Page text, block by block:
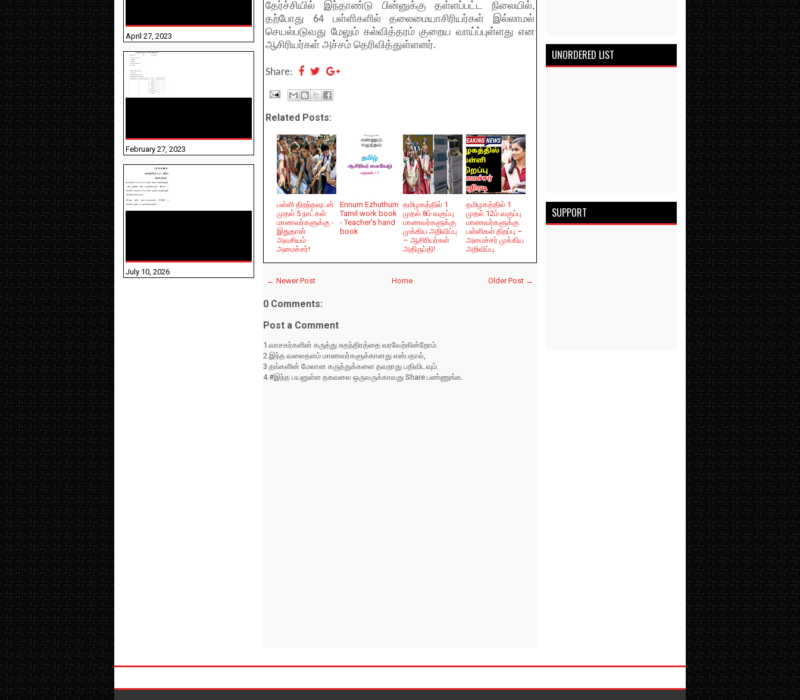
தேர்ச்சியில் இந்தாண்டு பின்னுக்கு தள்ளப்பட்ட நிலையில்,
தற்போது 64 பள்ளிகளில் தலைமையாசிரியர்கள் இல்லாமல்
செயல்படுவது மேலும் கல்வித்தரம் குறைய வாய்ப்புள்ளது என
ஆசிரியர்கள் அச்சம் தெரிவித்துள்ளனர்.
Share:
Related Posts:
பள்ளி திறந்தவுடன்
முதல் 5 நாட்கள்
மாணவர்களுக்கு -
இதுதான்
அவசியம்
அமைச்சர்!
Ennum Ezhuthum
Tamil work book
- Teacher's hand
book
தமிழகத்தில் 1
முதல் 8ம் வகுப்பு
மாணவர்களுக்கு
முக்கிய அறிவிப்பு
– ஆசிரியர்கள்
அதிருப்தி!
தமிழகத்தில் 1
முதல் 12ம் வகுப்பு
மாணவர்களுக்கு
பள்ளிகள் திறப்பு –
அமைச்சர் முக்கிய
அறிவிப்பு.
← Newer Post Older Post →
Home
0 Comments:
Post a Comment
1.வாசகர்களின் கருத்து சுதந்திரத்தை வரவேற்கின்றோம்.
2.இந்த வலைதளம் மாணவர்களுக்கானது என்பதால்,
3.தங்களின் மேலான கருத்துக்களை தவறாது பதிவிடவும்.
4.#இந்த பயனுள்ள தகவலை ஒருவருக்காவது Share பண்ணுங்க.
April 27, 2023
February 27, 2023
July 10, 2026
UNORDERED LIST
SUPPORT